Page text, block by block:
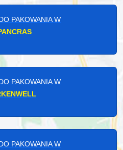
PAKOWANIA W
PAKOWANIA W
PAKOWANIA W